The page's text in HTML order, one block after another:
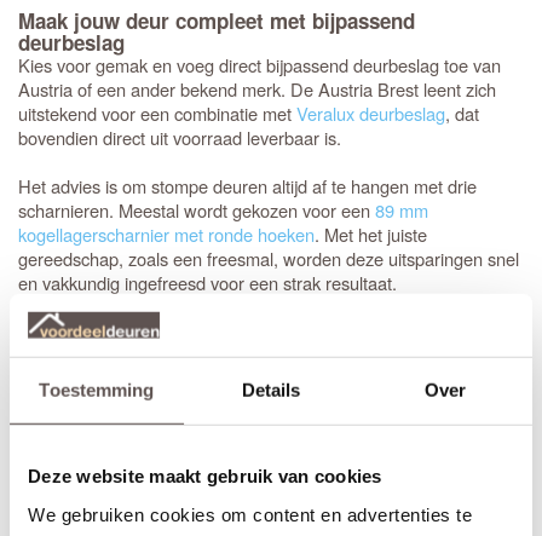
Toestemming Details Over
Deze website maakt gebruik van cookies
We gebruiken cookies om content en advertenties te
Maak jouw deur compleet met bijpassend
deurbeslag
Kies voor gemak en voeg direct bijpassend deurbeslag toe van
Austria of een ander bekend merk. De Austria Brest leent zich
uitstekend voor een combinatie metVeralux deurbeslag, dat
bovendien direct uit voorraad leverbaar is.
Het advies is om stompe deuren altijd af te hangen met drie
scharnieren. Meestal wordt gekozen voor een89 mm
kogellagerscharnier met ronde hoeken. Met het juiste
gereedschap, zoals een freesmal, worden deze uitsparingen snel
en vakkundig ingefreesd voor een strak resultaat.
Het is aan te raden om te kiezen voor een
de hal en de woonkamer, zeker als de voordeur niet volledig
tochtvrij sluit. Voor slaapkamers is een valdorpel handig om geluid
te dempen. Houd er rekening mee dat de luchtventilatie bij een
gesloten deur vermindert; dit is de afweging bij de keuze voor een
Inkorten of op maat bestellen?